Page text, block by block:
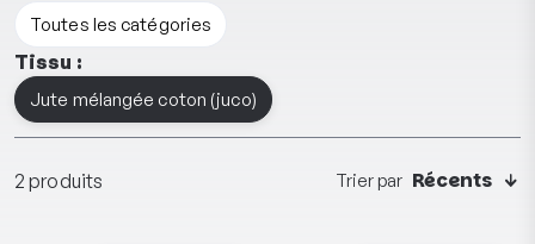
Toutes les catégories
Tissu :
Jute mélangée coton (juco)
2 produits Trier par Récents